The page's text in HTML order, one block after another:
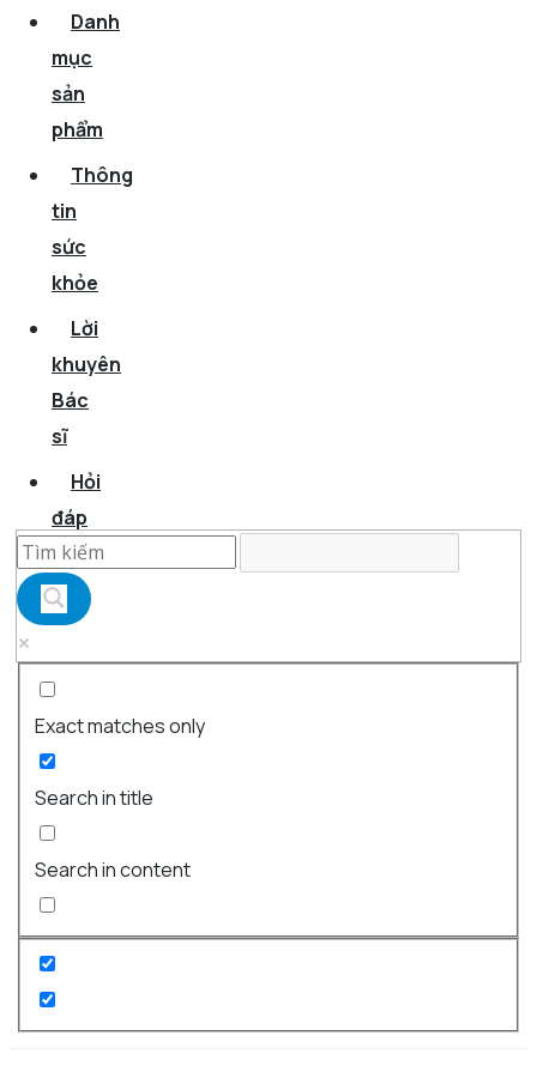
Danh
mục
sản
phẩm
Thông
tin
sức
khỏe
Lời
khuyên
Bác
sĩ
Hỏi
đáp
Exact matches only
Search in title
Search in content